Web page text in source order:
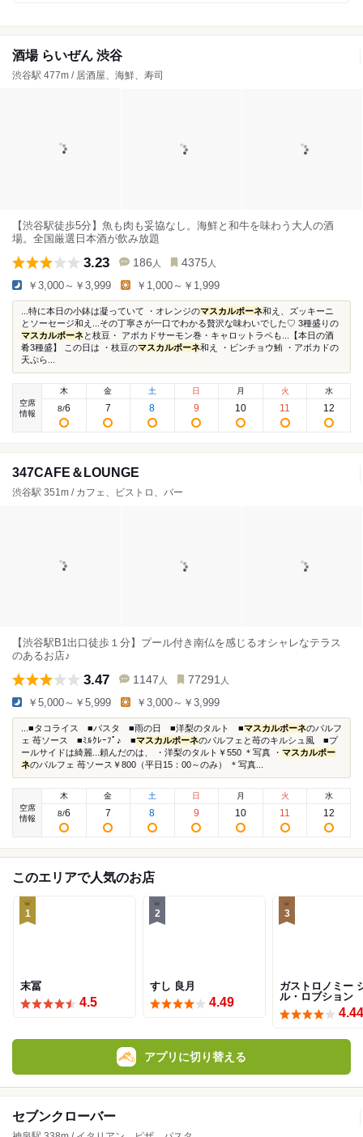
酒場 らいぜん 渋谷
渋谷駅 477m / 居酒屋、海鮮、寿司
【渋谷駅徒歩5分】魚も肉も妥協なし。海鮮と和牛を味わう大人の酒
場。全国厳選日本酒が飲み放題
3.23 186 人 4375 人
￥3,000～￥3,999 ￥1,000～￥1,999
...特に本日の小鉢は凝っていて ・オレンジのマスカルポーネ和え、ズッキーニ
とソーセージ和え...その丁寧さが一口でわかる贅沢な味わいでした♡ 3種盛りの
マスカルポーネと枝豆・ アボカドサーモン巻・キャロットラペも...【本日の酒
肴3種盛】 この日は ・枝豆のマスカルポーネ和え ・ビンチョウ鮪 ・アボカドの
天ぷら...
空席
情報
木
8/6
金
7
土
8
日
9
月
10
火
11
水
12
347CAFE＆LOUNGE
渋谷駅 351m / カフェ、ビストロ、バー
【渋谷駅B1出口徒歩１分】プール付き南仏を感じるオシャレなテラス
のあるお店♪
3.47 1147 人 77291 人
￥5,000～￥5,999 ￥3,000～￥3,999
...■タコライス ■パスタ ■雨の日 ■洋梨のタルト ■マスカルポーネのパルフ
ェ 苺ソース ■ﾐﾙｸﾚｰﾌﾟ♪ ■マスカルポーネのパルフェと苺のキルシュ風 ■プ
ールサイドは綺麗...頼んだのは、 ・洋梨のタルト￥550 ＊写真 ・ マスカルポー
ネのパルフェ 苺ソース￥800（平日15：00～のみ） ＊写真...
空席
情報
木
8/6
金
7
土
8
日
9
月
10
火
11
水
12
このエリアで人気のお店
1
末冨
4.5
2
すし 良月
4.49
3
ガストロノミー
ル・ロブション
4.44
アプリに切り替える
セブンクローバー